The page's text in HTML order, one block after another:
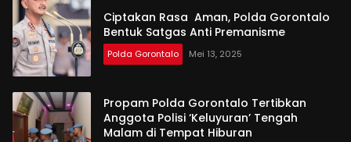
Ciptakan Rasa Aman, Polda Gorontalo
Bentuk Satgas Anti Premanisme
Polda Gorontalo Mei 13, 2025
Propam Polda Gorontalo Tertibkan
Anggota Polisi ‘Keluyuran’ Tengah
Malam di Tempat Hiburan